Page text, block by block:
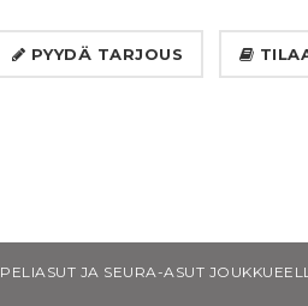
PYYDÄ TARJOUS
PELIASUT JA SEURA-ASUT